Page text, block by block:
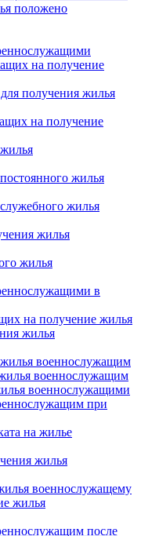
положено
на получение
получения жилья
на получение
жилья
жилья
жилья
жилья
в
на получение жилья
жилья
военнослужащим
военнослужащим
военнослужащими
при
на жилье
жилья
военнослужащему
жилья
после